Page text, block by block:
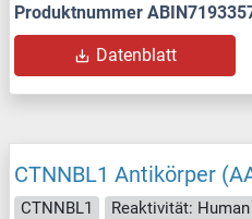
Produktnummer
Datenblatt
CTNNBL1 Antikörper
CTNNBL1 Reaktivität: Human